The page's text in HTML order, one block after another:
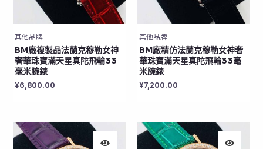
其他品牌
BM廠複製品法蘭克穆勒女神
奢華珠寶滿天星真陀飛輪33
毫米腕錶
¥6,800.00
其他品牌
BM廠精仿法蘭克穆勒女神奢
華珠寶滿天星真陀飛輪33毫
米腕錶
¥7,200.00